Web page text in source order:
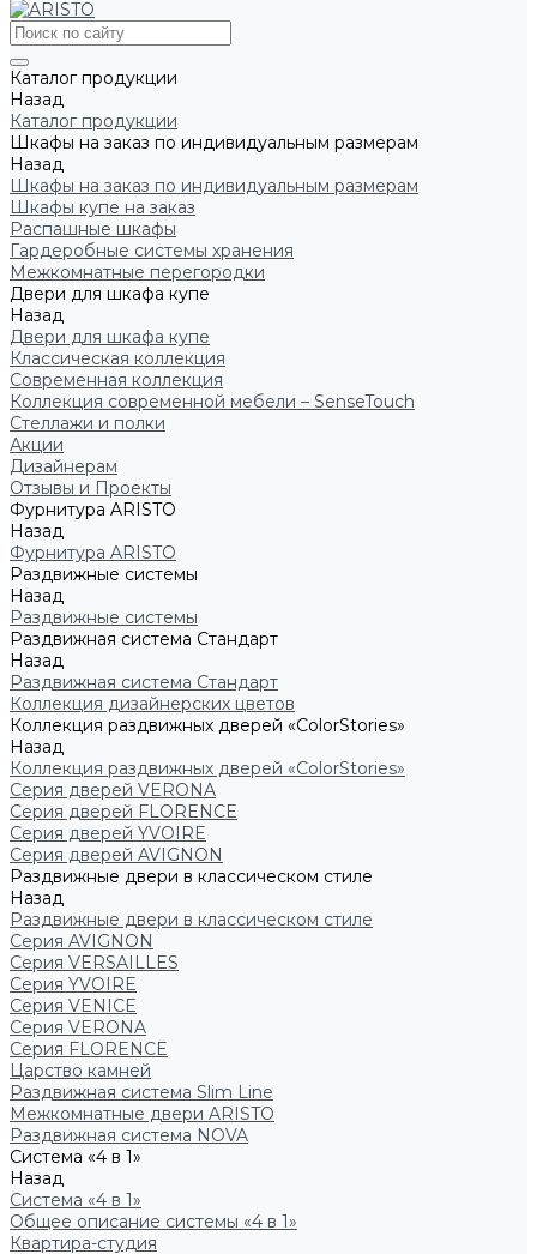
Каталог продукции
Назад
Каталог продукции
Шкафы на заказ по индивидуальным размерам
Назад
Шкафы на заказ по индивидуальным размерам
Шкафы купе на заказ
Распашные шкафы
Гардеробные системы хранения
Межкомнатные перегородки
Двери для шкафа купе
Назад
Двери для шкафа купе
Классическая коллекция
Современная коллекция
Коллекция современной мебели – SenseTouch
Стеллажи и полки
Акции
Дизайнерам
Отзывы и Проекты
Фурнитура ARISTO
Назад
Фурнитура ARISTO
Раздвижные системы
Назад
Раздвижные системы
Раздвижная система Стандарт
Назад
Раздвижная система Стандарт
Коллекция дизайнерских цветов
Коллекция раздвижных дверей «ColorStories»
Назад
Коллекция раздвижных дверей «ColorStories»
Серия дверей VERONA
Серия дверей FLORENCE
Серия дверей YVOIRE
Серия дверей AVIGNON
Раздвижные двери в классическом стиле
Назад
Раздвижные двери в классическом стиле
Серия AVIGNON
Серия VERSAILLES
Серия YVOIRE
Серия VENICE
Серия VERONA
Серия FLORENCE
Царство камней
Раздвижная система Slim Line
Межкомнатные двери ARISTO
Раздвижная система NOVA
Система «4 в 1»
Назад
Система «4 в 1»
Общее описание системы «4 в 1»
Квартира-студия